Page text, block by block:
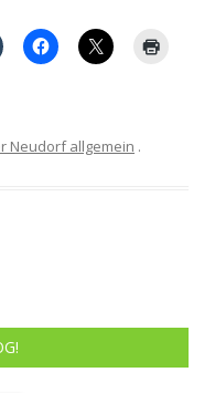
Neudorf allgemein .